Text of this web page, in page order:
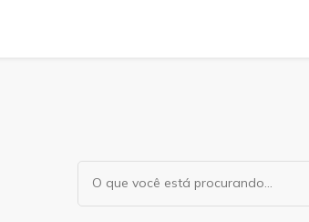
Procurando
algo?